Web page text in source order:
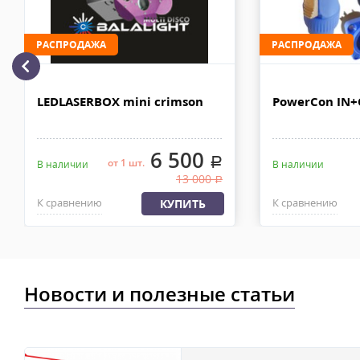
Доставка по Москве, МО и России - EMS ПОЧТА РОССИИ
Отправку заказа курьерской службой EMS осуществляем из
РАСПРОДАЖА
LEDLASERBOX mini crimson
В наличии от 1 шт.6 500 .
13 000.
К сравнению КУПИТЬ
РАСПРОДАЖА
PowerCon
В наличии
К сравнению
Новости и полезные статьи